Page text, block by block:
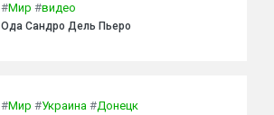
#Мир #видео
Ода Сандро Дель Пьеро
#Мир #Украина #Донецк